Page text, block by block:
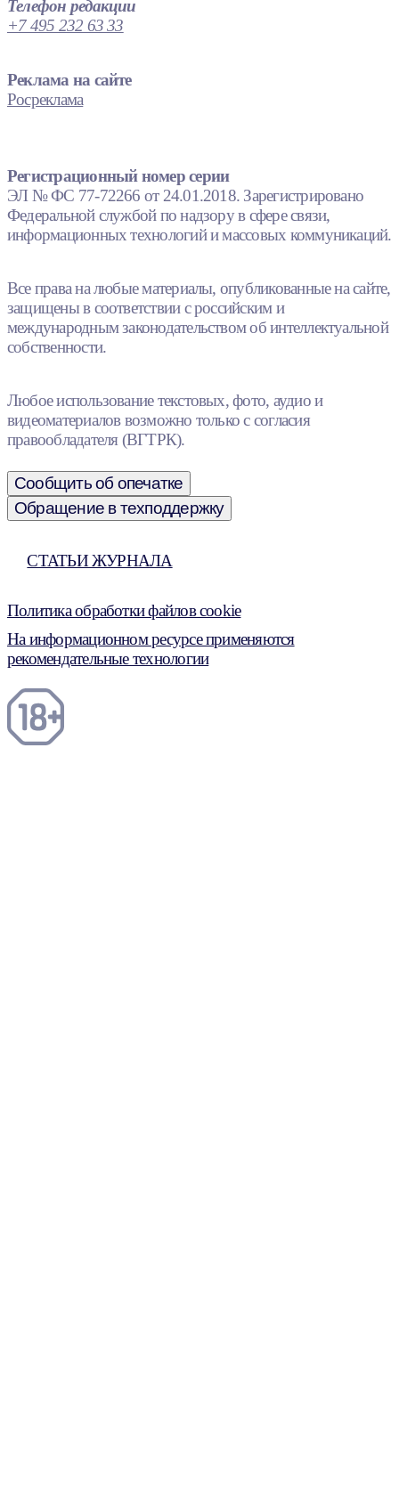
Телефон редакции
+7 495 232 63 33
Реклама на сайте
Росреклама
Регистрационный номер серии
ЭЛ № ФС 77-72266 от 24.01.2018. Зарегистрировано
Федеральной службой по надзору в сфере связи,
информационных технологий и массовых коммуникаций.
Все права на любые материалы, опубликованные на сайте,
защищены в соответствии с российским и
международным законодательством об интеллектуальной
собственности.
Любое использование текстовых, фото, аудио и
видеоматериалов возможно только с согласия
правообладателя (ВГТРК).
Сообщить об опечатке
Обращение в техподдержку
СТАТЬИ ЖУРНАЛА
Политика обработки файлов cookie
На информационном ресурсе применяются
рекомендательные технологии